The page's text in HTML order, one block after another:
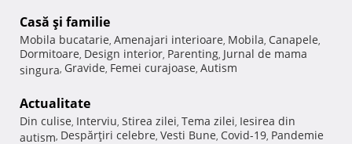
Casă şi familie
Mobila bucatarie, Amenajari interioare, Mobila, Canapele,
Dormitoare, Design interior, Parenting, Jurnal de mama
singura, Gravide, Femei curajoase, Autism
Actualitate
Din culise, Interviu, Stirea zilei, Tema zilei, Iesirea din
autism, Despărţiri celebre, Vesti Bune, Covid-19, Pandemie